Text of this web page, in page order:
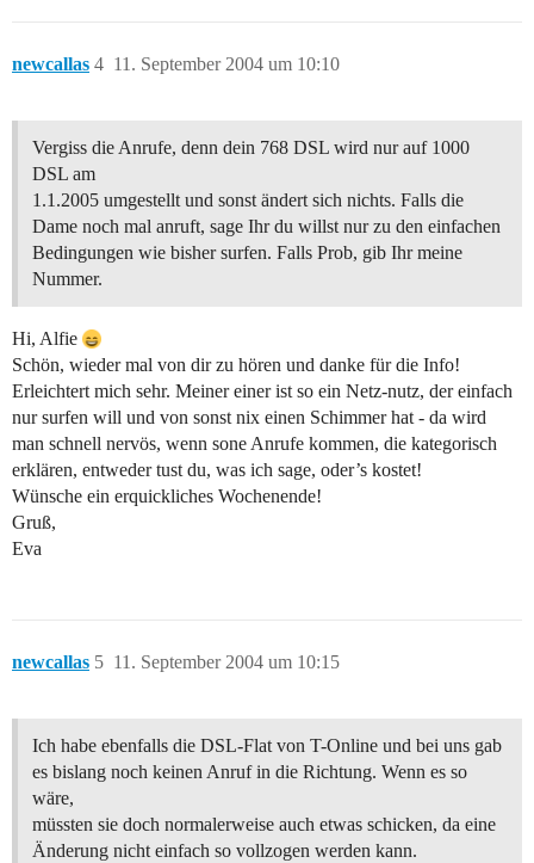
newcallas 11. September 2004 um 10:10
4
Vergiss die Anrufe, denn dein 768 DSL wird nur auf 1000
DSL am
1.1.2005 umgestellt und sonst ändert sich nichts. Falls die
Dame noch mal anruft, sage Ihr du willst nur zu den einfachen
Bedingungen wie bisher surfen. Falls Prob, gib Ihr meine
Nummer.
Hi, Alfie
Schön, wieder mal von dir zu hören und danke für die Info!
Erleichtert mich sehr. Meiner einer ist so ein Netz-nutz, der einfach
nur surfen will und von sonst nix einen Schimmer hat - da wird
man schnell nervös, wenn sone Anrufe kommen, die kategorisch
erklären, entweder tust du, was ich sage, oder’s kostet!
Wünsche ein erquickliches Wochenende!
Gruß,
Eva
newcallas 11. September 2004 um 10:15
5
Ich habe ebenfalls die DSL-Flat von T-Online und bei uns gab
es bislang noch keinen Anruf in die Richtung. Wenn es so
wäre,
müssten sie doch normalerweise auch etwas schicken, da eine
Änderung nicht einfach so vollzogen werden kann.